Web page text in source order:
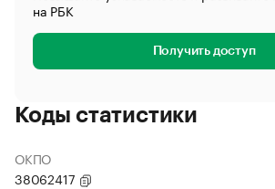
на РБК
Получить доступ
Коды статистики
ОКПО
38062417